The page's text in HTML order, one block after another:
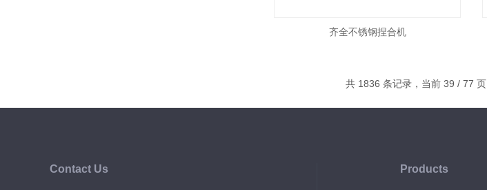
齐全不锈钢捏合机
共 1836 条记录，当前 39 / 77 页
Contact Us Products